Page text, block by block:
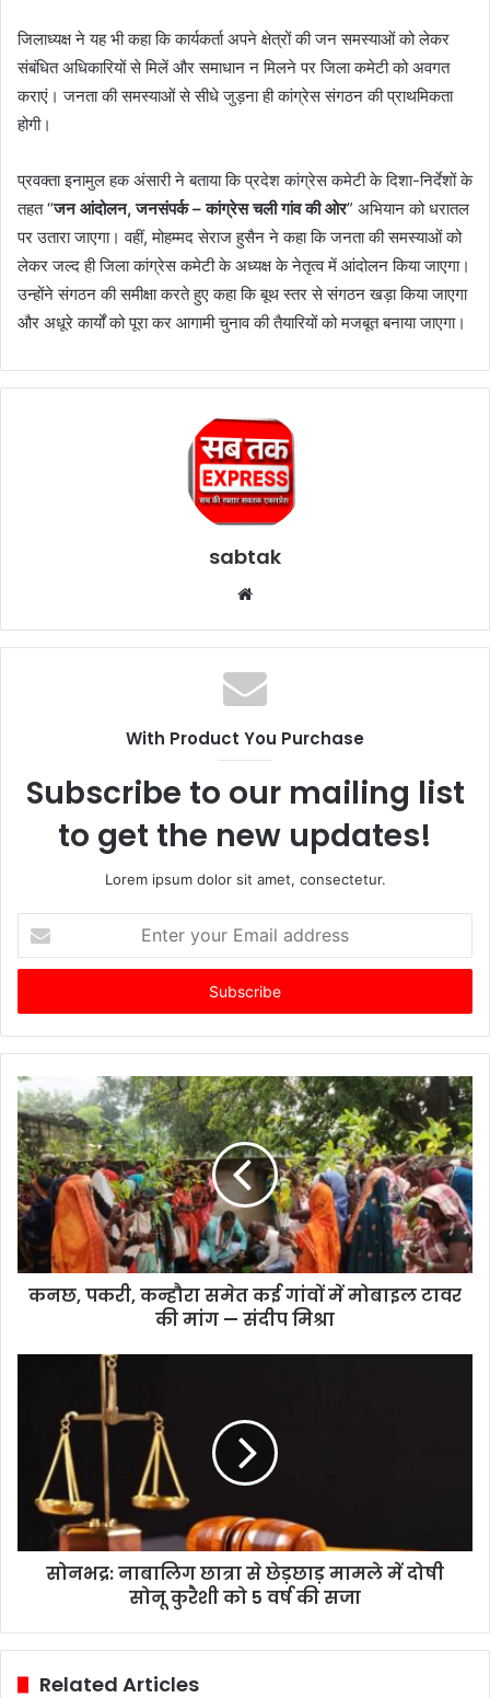
जिलाध्यक्ष ने यह भी कहा कि कार्यकर्ता अपने क्षेत्रों की जन समस्याओं को लेकर
संबंधित अधिकारियों से मिलें और समाधान न मिलने पर जिला कमेटी को अवगत
कराएं। जनता की समस्याओं से सीधे जुड़ना ही कांग्रेस संगठन की प्राथमिकता
होगी।
प्रवक्ता इनामुल हक अंसारी ने बताया कि प्रदेश कांग्रेस कमेटी के दिशा-निर्देशों के
तहत “जन आंदोलन, जनसंपर्क – कांग्रेस चली गांव की ओर” अभियान को धरातल
पर उतारा जाएगा। वहीं, मोहम्मद सेराज हुसैन ने कहा कि जनता की समस्याओं को
लेकर जल्द ही जिला कांग्रेस कमेटी के अध्यक्ष के नेतृत्व में आंदोलन किया जाएगा।
उन्होंने संगठन की समीक्षा करते हुए कहा कि बूथ स्तर से संगठन खड़ा किया जाएगा
और अधूरे कार्यों को पूरा कर आगामी चुनाव की तैयारियों को मजबूत बनाया जाएगा।
sabtak
Website
With Product You Purchase
Subscribe to our mailing list
to get the new updates!
Lorem ipsum dolor sit amet, consectetur.
your
Email
कनछ, पकरी, कन्हौरा समेत कई गांवों में मोबाइल टावर
की मांग — संदीप मिश्रा
सोनभद्र: नाबालिग छात्रा से छेड़छाड़ मामले में दोषी
सोनू कुरैशी को 5 वर्ष की सजा
Related Articles